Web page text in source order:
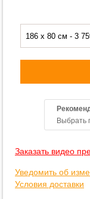
186 x 80 см - 3
Выбрать
Заказать видео
Уведомить об
Условия доставки